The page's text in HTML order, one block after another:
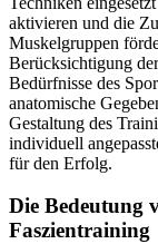
aktivieren und die
Muskelgruppen
Berücksichtigung
Bedürfnisse des
anatomische
Gestaltung des
individuell
für den Erfolg.
Die Bedeutung
Faszientraining